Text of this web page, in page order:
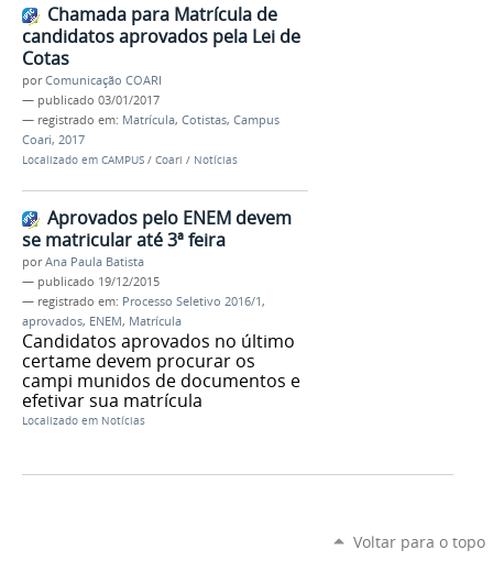
Chamada para Matrícula de
candidatos aprovados pela Lei de
Cotas
porComunicação COARI
— publicado 03/01/2017
— registrado em: Matrícula, Cotistas, Campus
Coari, 2017
Localizado em CAMPUS / Coari / Notícias
Aprovados pelo ENEM devem
se matricular até 3ª feira
porAna Paula Batista
— publicado 19/12/2015
— registrado em: Processo Seletivo 2016/1,
aprovados, ENEM, Matrícula
Candidatos aprovados no último
certame devem procurar os
campi munidos de documentos e
efetivar sua matrícula
Localizado em Notícias
Voltar para o topo